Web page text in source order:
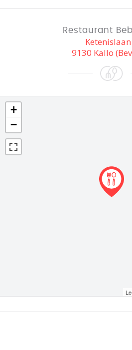
Restaurant
Ketenislaan
9130 Kallo
+
−